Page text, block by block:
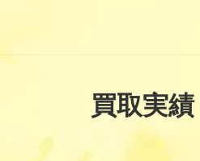
買取実績